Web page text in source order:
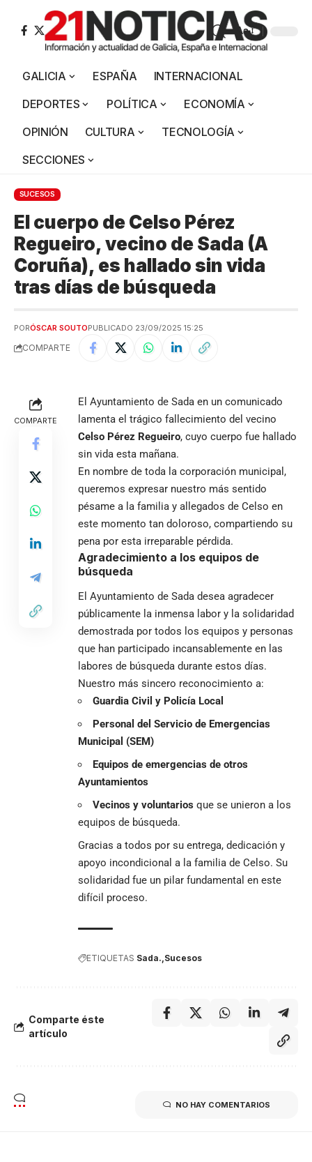
Aa
GALICIA ESPAÑA
INTERNACIONAL
DEPORTES
POLÍTICA
ECONOMÍA
OPINIÓN
CULTURA
TECNOLOGÍA
SECCIONES
SUCESOS
El cuerpo de Celso Pérez
Regueiro, vecino de Sada (A
Coruña), es hallado sin vida
tras días de búsqueda
PORÓSCAR SOUTOPUBLICADO 23/09/2025 15:25
COMPARTE
COMPARTE
El Ayuntamiento de Sada en un comunicado
lamenta el trágico fallecimiento del vecino
Celso Pérez Regueiro, cuyo cuerpo fue hallado
sin vida esta mañana.
En nombre de toda la corporación municipal,
queremos expresar nuestro más sentido
pésame a la familia y allegados de Celso en
este momento tan doloroso, compartiendo su
pena por esta irreparable pérdida.
Agradecimiento a los equipos de
búsqueda
El Ayuntamiento de Sada desea agradecer
públicamente la inmensa labor y la solidaridad
demostrada por todos los equipos y personas
que han participado incansablemente en las
labores de búsqueda durante estos días.
Nuestro más sincero reconocimiento a:
Guardia Civil y Policía Local
Personal del Servicio de Emergencias
Municipal (SEM)
Equipos de emergencias de otros
Ayuntamientos
Vecinos y voluntarios que se unieron a los
equipos de búsqueda.
Gracias a todos por su entrega, dedicación y
apoyo incondicional a la familia de Celso. Su
solidaridad fue un pilar fundamental en este
difícil proceso.
ETIQUETAS Sada. Sucesos
Comparte éste
artículo
NO HAY COMENTARIOS